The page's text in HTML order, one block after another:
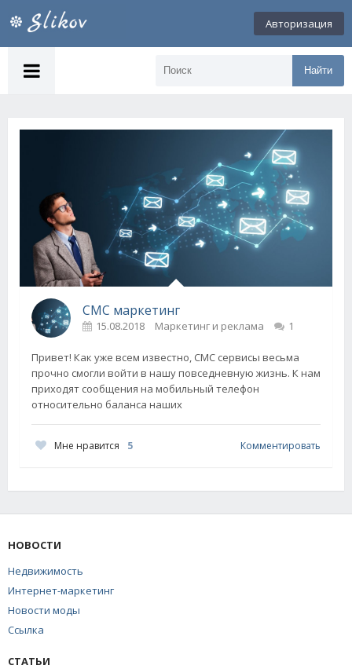
Авторизация
Найти
СМС маркетинг
15.08.2018 Маркетинг и реклама 1
Привет! Как уже всем известно, СМС сервисы весьма
прочно смогли войти в нашу повседневную жизнь. К нам
приходят сообщения на мобильный телефон
относительно баланса наших
Мне нравится 5 Комментировать
НОВОСТИ
Недвижимость
Интернет-маркетинг
Новости моды
Ссылка
СТАТЬИ